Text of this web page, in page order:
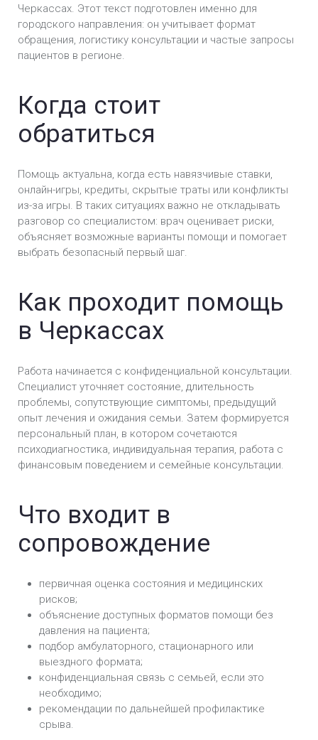
Черкассах. Этот текст подготовлен именно для
городского направления: он учитывает формат
обращения, логистику консультации и частые запросы
пациентов в регионе.
Когда стоит
обратиться
Помощь актуальна, когда есть навязчивые ставки,
онлайн-игры, кредиты, скрытые траты или конфликты
из-за игры. В таких ситуациях важно не откладывать
разговор со специалистом: врач оценивает риски,
объясняет возможные варианты помощи и помогает
выбрать безопасный первый шаг.
Как проходит помощь
в Черкассах
Работа начинается с конфиденциальной консультации.
Специалист уточняет состояние, длительность
проблемы, сопутствующие симптомы, предыдущий
опыт лечения и ожидания семьи. Затем формируется
персональный план, в котором сочетаются
психодиагностика, индивидуальная терапия, работа с
финансовым поведением и семейные консультации.
Что входит в
сопровождение
первичная оценка состояния и медицинских
рисков;
объяснение доступных форматов помощи без
давления на пациента;
подбор амбулаторного, стационарного или
выездного формата;
конфиденциальная связь с семьей, если это
необходимо;
рекомендации по дальнейшей профилактике
срыва.